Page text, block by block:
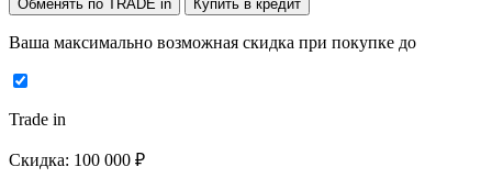
Обменять по TRADE in Купить в кредит
Ваша максимально возможная скидка при покупке до
Trade in
Скидка: 100 000 ₽